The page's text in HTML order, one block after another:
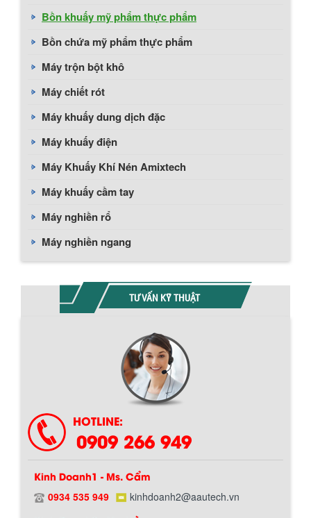
Bồn khuấy mỹ phẩm thực phẩm
Bồn chứa mỹ phẩm thực phẩm
Máy trộn bột khô
Máy chiết rót
Máy khuấy dung dịch đặc
Máy khuấy điện
Máy Khuấy Khí Nén Amixtech
Máy khuấy cầm tay
Máy nghiền rổ
Máy nghiền ngang
TƯ VẤN KỸ THUẬT
HOTLINE:
0909 266 949
Kinh Doanh1 - Ms. Cẩm
0934 535 949 kinhdoanh2@aautech.vn
Chính sách giao hàng
Bồn chứa giải nhiệt sơn, mực in có cấu